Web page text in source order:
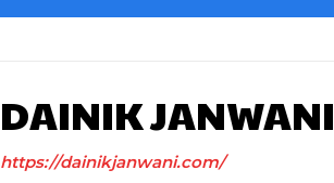
DAINIK JANWANI
https://dainikjanwani.com/